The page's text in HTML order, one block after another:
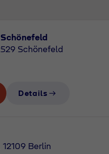
Schönefeld
Details
Berlin